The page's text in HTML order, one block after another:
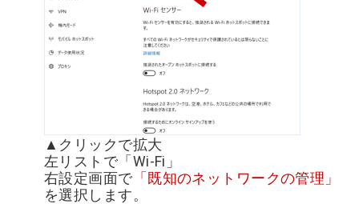
▲クリックで拡大
左リストで「Wi-Fi」
右設定画面で「既知のネットワークの管理」
を選択します。